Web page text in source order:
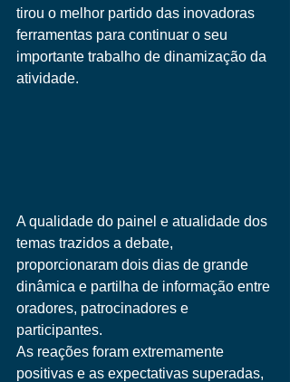
tirou o melhor partido das inovadoras
ferramentas para continuar o seu
importante trabalho de dinamização da
atividade.
A qualidade do painel e atualidade dos
temas trazidos a debate,
proporcionaram dois dias de grande
dinâmica e partilha de informação entre
oradores, patrocinadores e
participantes.
As reações foram extremamente
positivas e as expectativas superadas,